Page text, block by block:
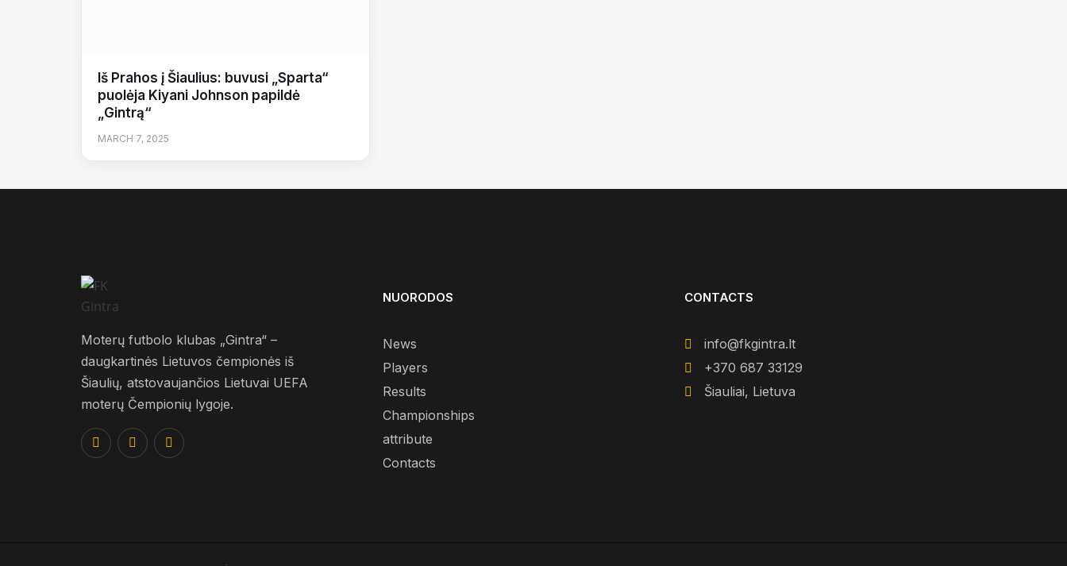
Iš Prahos į Šiaulius: buvusi „Sparta“
puolėja Kiyani Johnson papildė
„Gintrą“
MARCH 7, 2025
Moterų futbolo klubas „Gintra“ –
daugkartinės Lietuvos čempionės iš
Šiaulių, atstovaujančios Lietuvai UEFA
moterų Čempionių lygoje.
NUORODOS
News
Players
Results
Championships
attribute
Contacts
CONTACTS
info@fkgintra.lt
+370 687 33129
Šiauliai, Lietuva